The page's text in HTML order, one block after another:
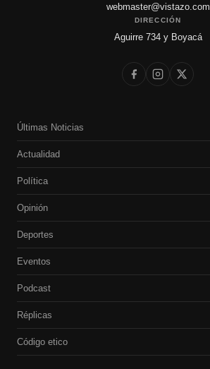
webmaster@vistazo.com
DIRECCIÓN
Aguirre 734 y Boyacá
Últimas Noticias
Actualidad
Política
Opinión
Deportes
Eventos
Podcast
Réplicas
Código etico